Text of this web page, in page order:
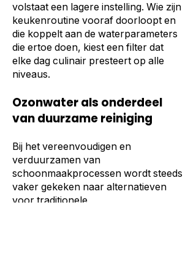
volstaat een lagere instelling. Wie zijn
keukenroutine vooraf doorloopt en
die koppelt aan de waterparameters
die ertoe doen, kiest een filter dat
elke dag culinair presteert op alle
niveaus.
Ozonwater als onderdeel
van duurzame reiniging
Bij het vereenvoudigen en
verduurzamen van
schoonmaakprocessen wordt steeds
vaker gekeken naar alternatieven
voor traditionele